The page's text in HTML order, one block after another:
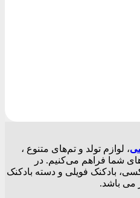
، لوازم تولد و تم‌های متنوع ،
شما فراهم می‌کنیم. در
بادکنک فویلی و دسته بادکنک
می باشد.